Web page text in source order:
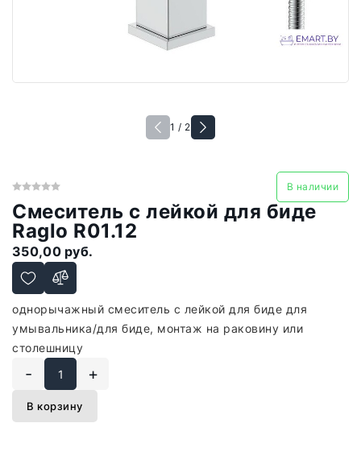
1 / 2
В наличии
Смеситель с лейкой для биде
Raglo R01.12
350,00 руб.
однорычажный смеситель с лейкой для биде для
умывальника/для биде, монтаж на раковину или
столешницу
- +
В корзину